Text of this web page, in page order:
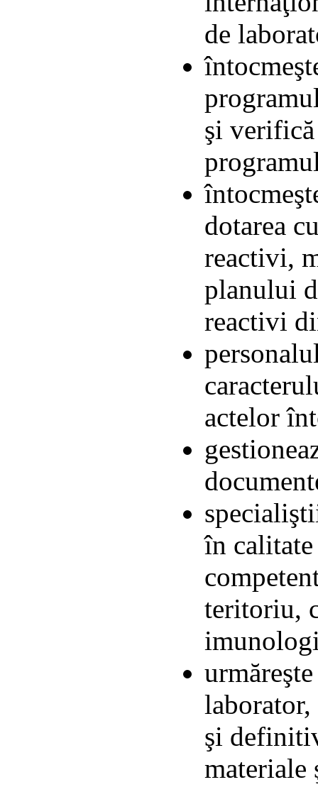
de
şi
dotarea
reactivi,
planului
reactivi
actelor
în
teritoriu,
şi
materiale